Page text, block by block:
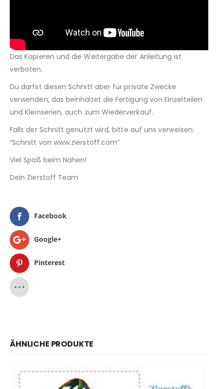
Das Kopieren und die Weitergabe der Anleitung ist
verboten.
Du darfst diesen Schnitt aber für private Zwecke
verwenden, das beinhaltet die Fertigung von Einzelteilen
und Kleinserien, auch zum Wiederverkauf.
Falls der Schnitt genutzt wird, bitte auf uns verweisen:
“Schnitt von www.zierstoff.com”
Viel Spaß beim Nähen!
Dein Zierstoff Team
Facebook
Google+
Pinterest
ÄHNLICHE PRODUKTE